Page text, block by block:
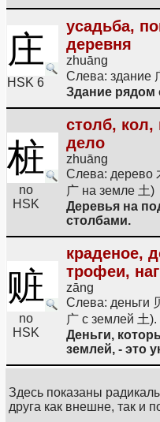
庄
HSK 6
усадьба,
деревня
zhuāng
Слева: здание
Здание рядом
桩
no
HSK
столб, кол,
дело
zhuāng
Слева: дерево
广 на земле 土)
Деревья на
столбами.
赃
no
HSK
краденое,
трофеи,
zāng
Слева: деньги
广 с землей 土).
Деньги,
землей, - это
Здесь показаны
друга как внешне, так и